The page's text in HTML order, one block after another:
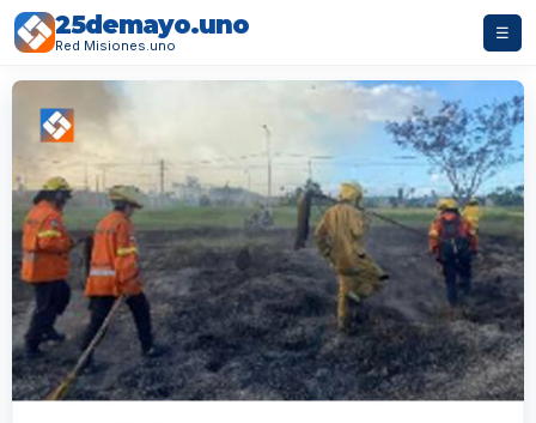
25demayo.uno
Red Misiones.uno
☰